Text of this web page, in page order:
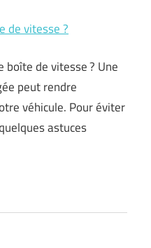
de vitesse ?
boîte de vitesse ? Une
peut rendre
véhicule. Pour éviter
astuces